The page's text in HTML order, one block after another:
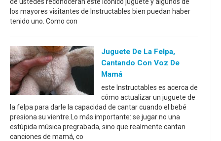
los mayores visitantes de Instructables bien puedan haber
tenido uno. Como con
Juguete De La Felpa,
Cantando Con Voz De
Mamá
este Instructables es acerca de
cómo actualizar un juguete de
la felpa para darle la capacidad de cantar cuando el bebé
presiona su vientre.Lo más importante: se jugar no una
estúpida música pregrabada, sino que realmente cantan
canciones de mamá, co